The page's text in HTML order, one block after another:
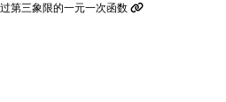
第三象限的一元一次函数